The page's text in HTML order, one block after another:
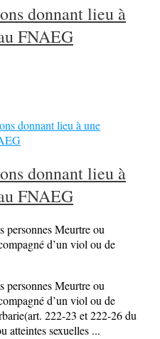
donnant lieu à
FNAEG
donnant lieu à
FNAEG
personnes Meurtre ou
d’un viol ou de
personnes Meurtre ou
d’un viol ou de
222‐23 et 222‐26 du
atteintes sexuelles ...